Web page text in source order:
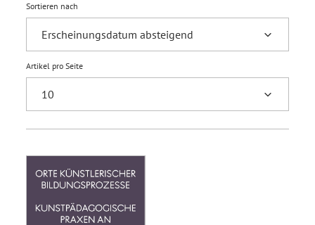
Sortieren nach
Artikel pro Seite